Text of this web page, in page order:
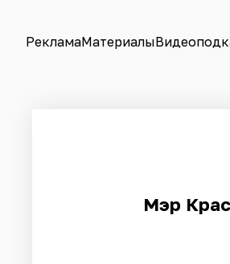
РекламаМатериалы
Мэр